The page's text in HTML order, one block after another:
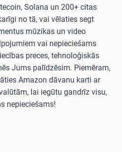
Solana un 200+ citas
no tā, vai vēlaties segt
mūzikas un video
vai nepieciešams
preces, tehnoloģiskās
Jums palīdzēsim. Piemēram,
Amazon dāvanu karti ar
lai iegūtu gandrīz visu,
nepieciešams!